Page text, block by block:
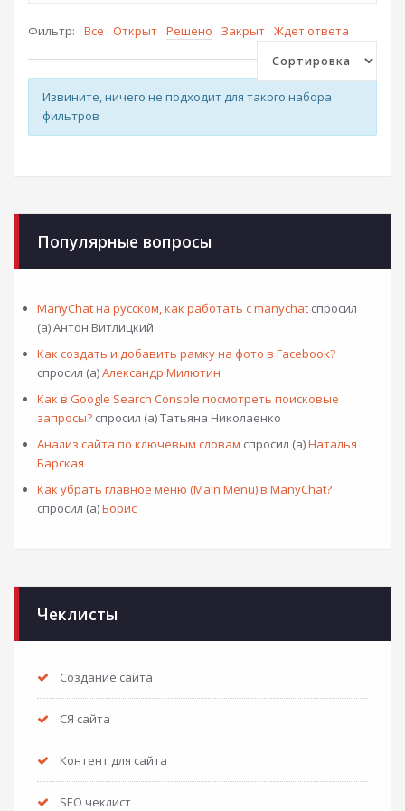
Фильтр: Все Открыт Решено Закрыт Ждет ответа
Извините, ничего не подходит для такого набора
фильтров
Популярные вопросы
ManyChat на русском, как работать с manychat спросил
(а) Антон Витлицкий
Как создать и добавить рамку на фото в Facebook?
спросил (а)Александр Милютин
Как в Google Search Console посмотреть поисковые
запросы? спросил (а) Татьяна Николаенко
Анализ сайта по ключевым словам спросил (а)Наталья
Барская
Как убрать главное меню (Main Menu) в ManyChat?
спросил (а)Борис
Чеклисты
Создание сайта
СЯ сайта
Контент для сайта
SEO чеклист